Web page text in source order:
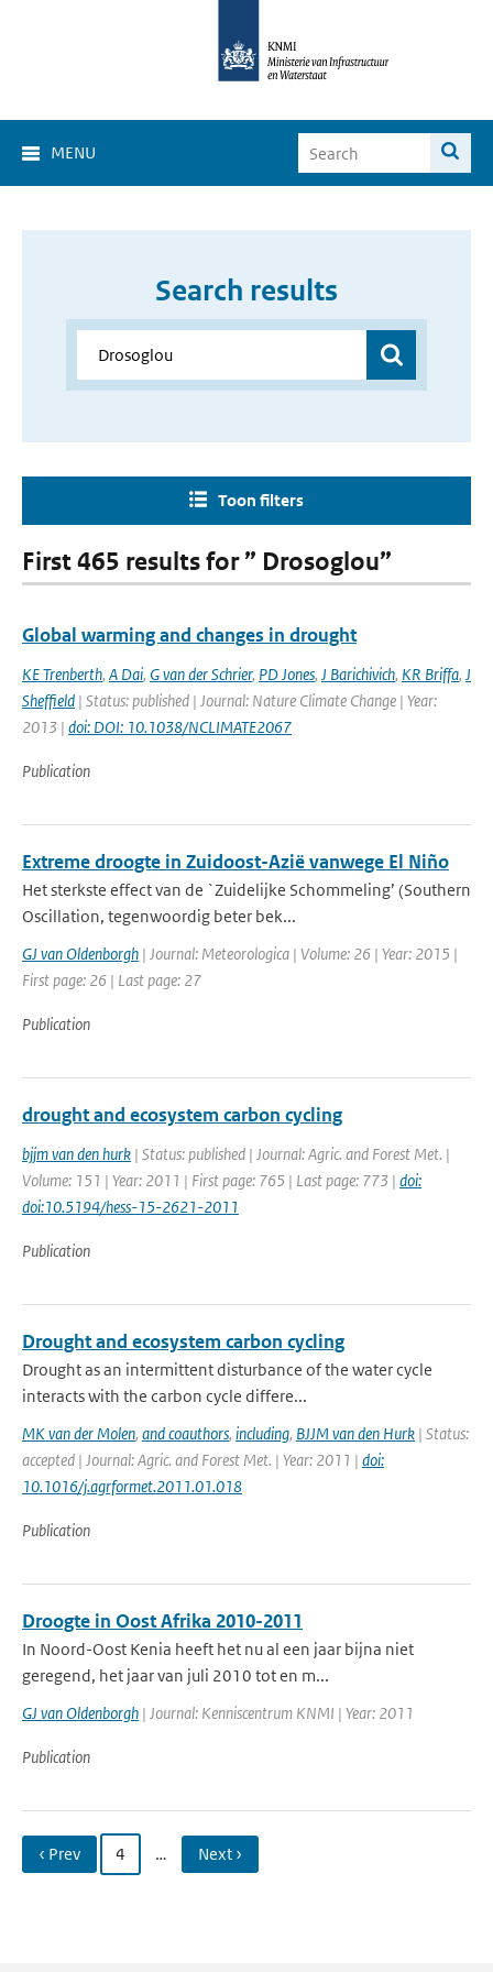
MENU
Search results
Toon filters
First 465 results for ” Drosoglou”
Global warming and changes in drought
KE Trenberth, A Dai, G van der Schrier, PD Jones, J Barichivich, KR Briffa, J
Sheffield | Status: published | Journal: Nature Climate Change | Year:
2013 | doi: DOI: 10.1038/NCLIMATE2067
Publication
Extreme droogte in Zuidoost-Azië vanwege El Niño
Het sterkste effect van de `Zuidelijke Schommeling’ (Southern
Oscillation, tegenwoordig beter bek...
GJ van Oldenborgh | Journal: Meteorologica | Volume: 26 | Year: 2015 |
First page: 26 | Last page: 27
Publication
drought and ecosystem carbon cycling
bjjm van den hurk | Status: published | Journal: Agric. and Forest Met. |
Volume: 151 | Year: 2011 | First page: 765 | Last page: 773 | doi:
doi:10.5194/hess-15-2621-2011
Publication
Drought and ecosystem carbon cycling
Drought as an intermittent disturbance of the water cycle
interacts with the carbon cycle differe...
MK van der Molen, and coauthors, including, BJJM van den Hurk | Status:
accepted | Journal: Agric. and Forest Met. | Year: 2011 | doi:
10.1016/j.agrformet.2011.01.018
Publication
Droogte in Oost Afrika 2010-2011
In Noord-Oost Kenia heeft het nu al een jaar bijna niet
geregend, het jaar van juli 2010 tot en m...
GJ van Oldenborgh | Journal: Kenniscentrum KNMI | Year: 2011
Publication
‹ Prev 4 … Next ›